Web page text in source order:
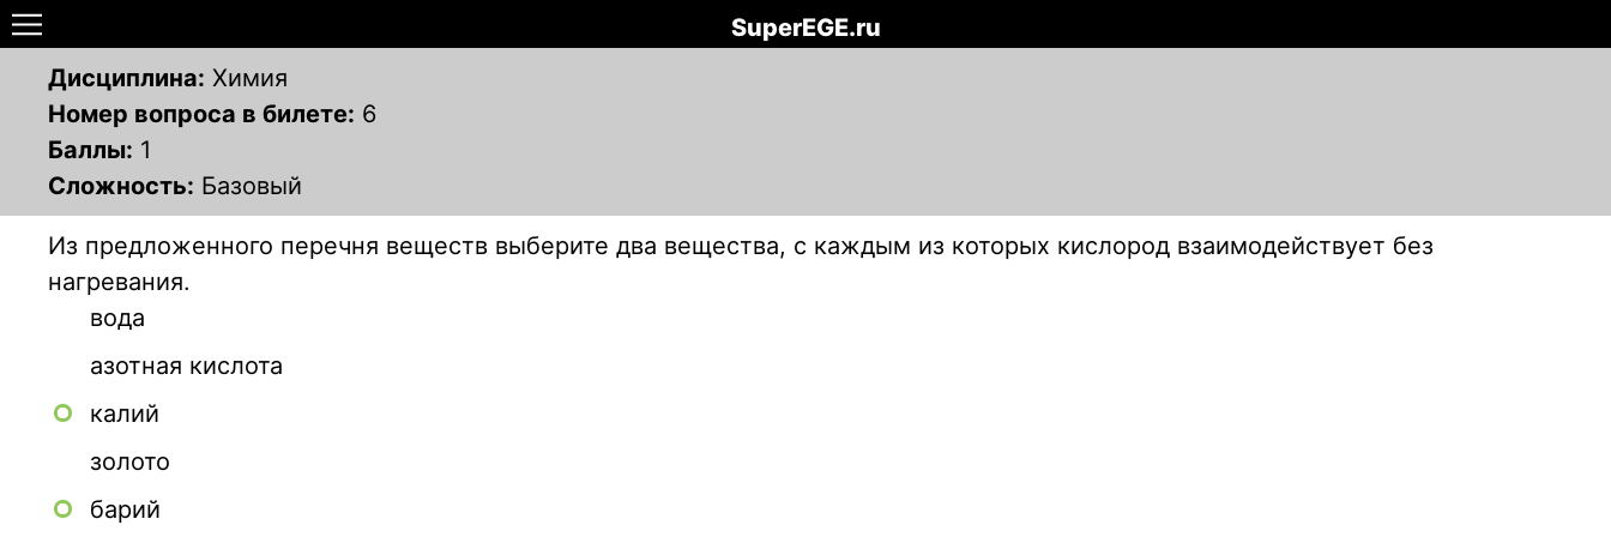
SuperEGE.ru
Дисциплина: Химия
Номер вопроса в билете: 6
Баллы: 1
Сложность: Базовый
Из предложенного перечня веществ выберите два вещества, с каждым из которых кислород взаимодействует без
нагревания.
вода
азотная кислота
калий
золото
барий